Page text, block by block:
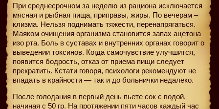
При среднесрочном за неделю из рациона исключается
мясная и рыбная пища, приправы, жиры. По вечерам –
клизма. Нельзя поднимать тяжести, перенапрягаться.
Маяком очищения организма становится запах ацетона
изо рта. Боль в суставах и внутренних органах говорит о
выведении токсинов. Когда самочувствие улучшится,
появится бодрость, отказ от приема пищи следует
прекратить. Кстати говоря, психологи рекомендуют не
впадать в крайности — так и до больнички недалеко.
После голодания в первый день пьете сок с водой,
начиная с 50 гр. На протяжении пяти часов каждый час